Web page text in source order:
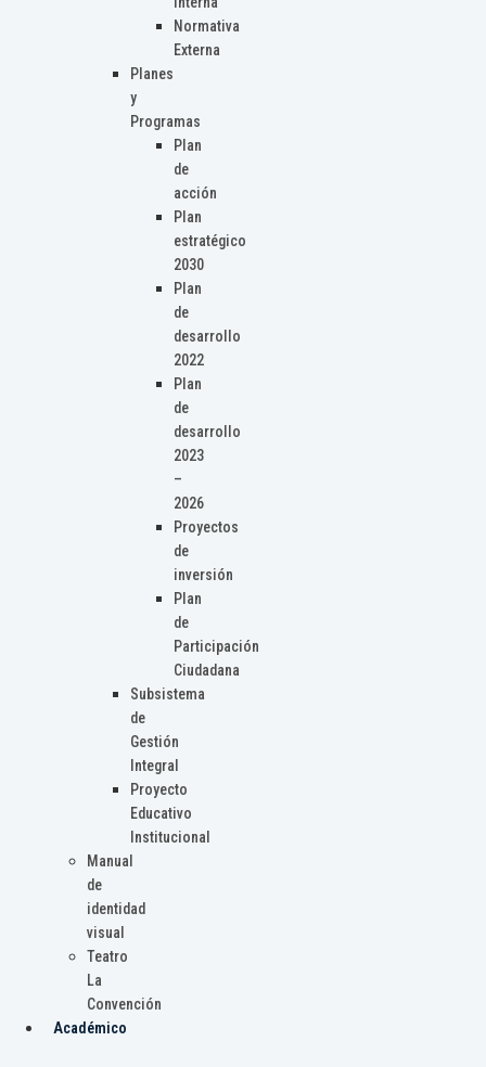
Normativa
Externa
Planes
y
Programas
Plan
de
acción
Plan
estratégico
2030
Plan
de
desarrollo
2022
Plan
de
desarrollo
2023
–
2026
Proyectos
de
inversión
Plan
de
Participación
Ciudadana
Subsistema
de
Gestión
Integral
Proyecto
Educativo
Institucional
Manual
de
identidad
visual
Teatro
La
Convención
Académico